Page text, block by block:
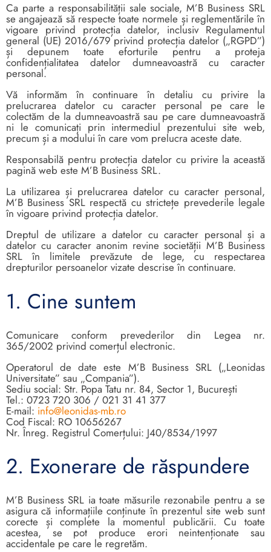
Ca parte a responsabilității sale sociale, M’B Business SRL
se angajează să respecte toate normele și reglementările în
vigoare privind protecția datelor, inclusiv Regulamentul
general (UE) 2016/679 privind protecția datelor („RGPD”)
și depunem toate eforturile pentru a proteja
confidențialitatea datelor dumneavoastră cu caracter
personal.
Vă informăm în continuare în detaliu cu privire la
prelucrarea datelor cu caracter personal pe care le
colectăm de la dumneavoastră sau pe care dumneavoastră
ni le comunicați prin intermediul prezentului site web,
precum și a modului în care vom prelucra aceste date.
Responsabilă pentru protecția datelor cu privire la această
pagină web este M’B Business SRL.
La utilizarea și prelucrarea datelor cu caracter personal,
M’B Business SRL respectă cu strictețe prevederile legale
în vigoare privind protecția datelor.
Dreptul de utilizare a datelor cu caracter personal și a
datelor cu caracter anonim revine societății M’B Business
SRL în limitele prevăzute de lege, cu respectarea
drepturilor persoanelor vizate descrise în continuare.
1. Cine suntem
Comunicare conform prevederilor din Legea nr.
365/2002 privind comerțul electronic.
Operatorul de date este M’B Business SRL („Leonidas
Universitate” sau „Compania”).
Sediu social: Str. Popa Tatu nr. 84, Sector 1, București
Tel.: 0723 720 306 / 021 31 41 377
E-mail: info@leonidas-mb.ro
Cod Fiscal: RO 10656267
Nr. Înreg. Registrul Comerțului: J40/8534/1997
2. Exonerare de răspundere
M’B Business SRL ia toate măsurile rezonabile pentru a se
asigura că informațiile conținute în prezentul site web sunt
corecte și complete la momentul publicării. Cu toate
acestea, se pot produce erori neintenționate sau
accidentale pe care le regretăm.